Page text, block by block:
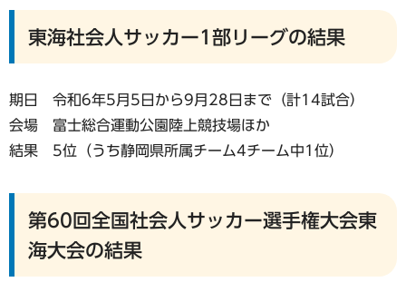
東海社会人サッカー1部リーグの結果
期日 令和6年5月5日から9月28日まで（計14試合）
会場 富士総合運動公園陸上競技場ほか
結果 5位（うち静岡県所属チーム4チーム中1位）
第60回全国社会人サッカー選手権大会東
海大会の結果